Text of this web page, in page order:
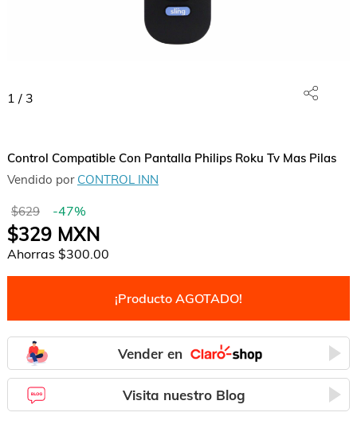
1 / 3
Control Compatible Con Pantalla Philips Roku Tv Mas Pilas
Vendido por CONTROL INN
$629 -47%
$329MXN
Ahorras $300.00
¡Producto AGOTADO!
Vender en
Visita nuestro Blog